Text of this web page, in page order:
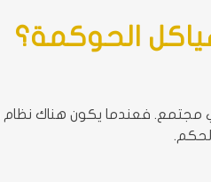
الحوكمة؟
مجتمع. فعندما يكون هناك